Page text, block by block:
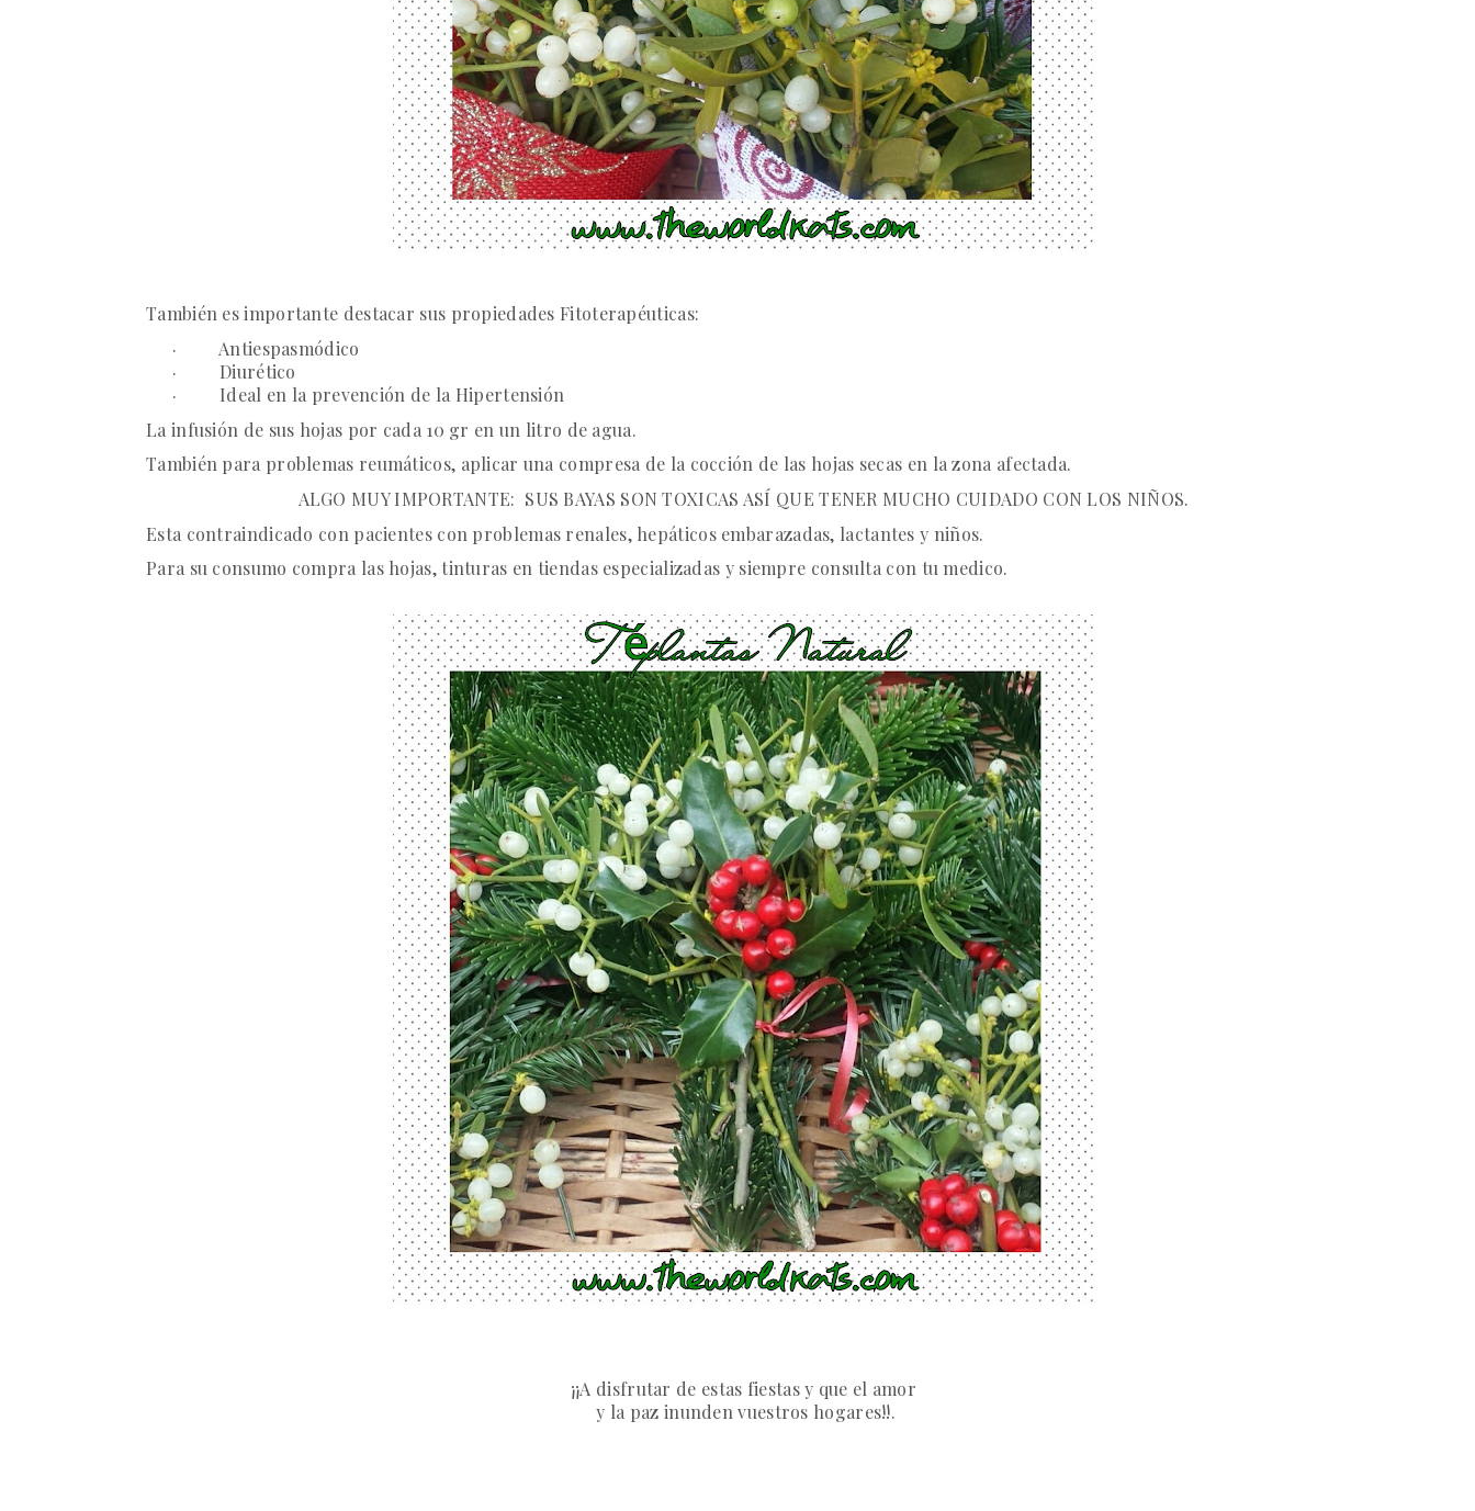
También es importante destacar sus propiedades Fitoterapéuticas:
·
Antiespasmódico
·
Diurético
·
Ideal en la prevención de la Hipertensión
La infusión de sus hojas por cada 10 gr en un litro de agua.
También para problemas reumáticos, aplicar una compresa de la cocción de las hojas secas en la zona afectada.
ALGO MUY IMPORTANTE: SUS BAYAS SON TOXICAS ASÍ QUE TENER MUCHO CUIDADO CON LOS NIÑOS.
Esta contraindicado con pacientes con problemas renales, hepáticos embarazadas, lactantes y niños.
Para su consumo compra las hojas, tinturas en tiendas especializadas y siempre consulta con tu medico.
¡¡A disfrutar de estas fiestas y que el amor
y la paz inunden vuestros hogares!!.